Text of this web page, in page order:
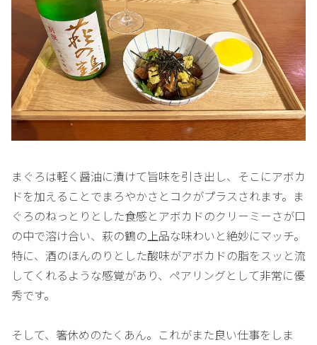
まぐろは軽く醤油に漬けて旨味を引き出し、そこにアボカ
ドを加えることでまろやかさとコクがプラスされます。ま
ぐろのねっとりとした食感とアボカドのクリーミーさが口
の中で溶け合い、萩の鶴の上品な味わいと絶妙にマッチ。
特に、酒のほんのりとした酸味がアボカドの脂をスッと流
してくれるような感覚があり、ペアリングとして非常に優
秀です。
そして、箸休めのたくあん。これがまた良い仕事をしま